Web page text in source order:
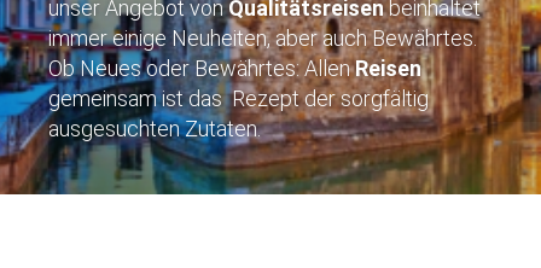
unser Angebot vonQualitätsreisenbeinhaltet
immer einige Neuheiten, aber auch Bewährtes.
Ob Neues oder Bewährtes: AllenReisen
gemeinsam ist das Rezept der sorgfältig
ausgesuchten Zutaten.